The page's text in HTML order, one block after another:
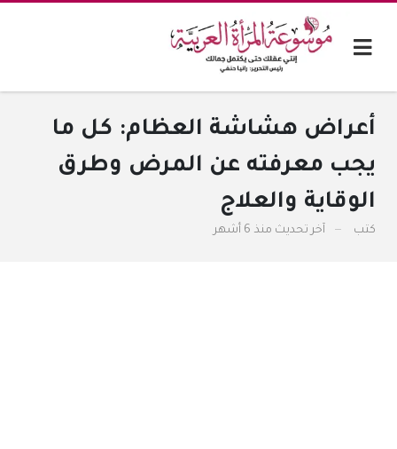
أعراض هشاشة العظام: كل ما
يجب معرفته عن المرض وطرق
الوقاية والعلاج
كتب آخر تحديث منذ 6 أشهر